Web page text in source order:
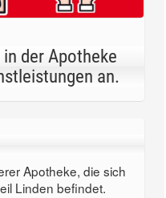
in der Apotheke
an.
Apotheke, die sich
Linden befindet.